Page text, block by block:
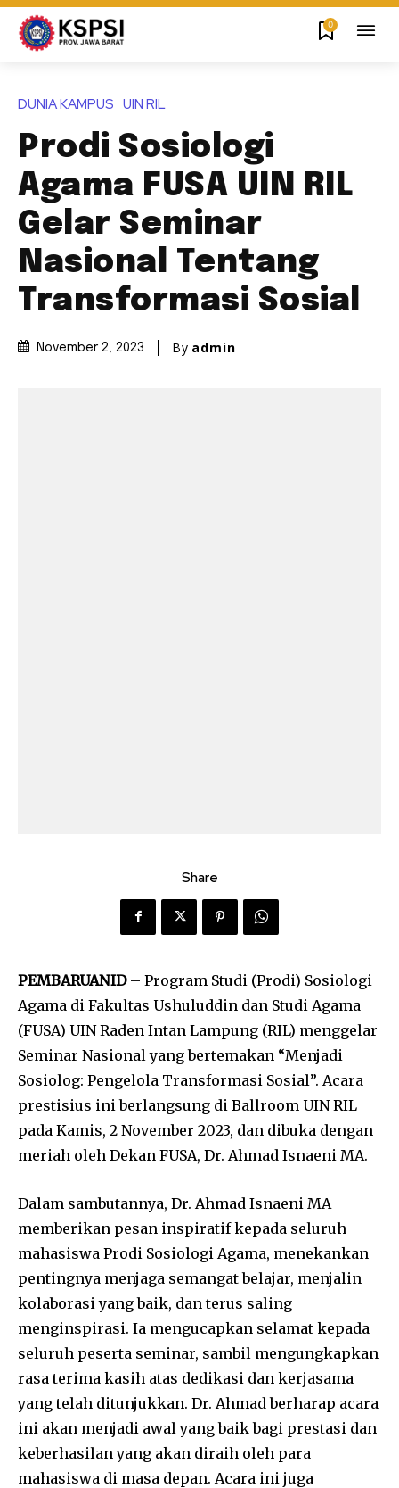
0
DUNIA KAMPUS UIN RIL
Prodi Sosiologi
Agama FUSA UIN RIL
Gelar Seminar
Nasional Tentang
Transformasi Sosial
November 2, 2023 By admin
Share
PEMBARUANID– Program Studi (Prodi) Sosiologi
Agama di Fakultas Ushuluddin dan Studi Agama
(FUSA) UIN Raden Intan Lampung (RIL) menggelar
Seminar Nasional yang bertemakan “Menjadi
Sosiolog: Pengelola Transformasi Sosial”. Acara
prestisius ini berlangsung di Ballroom UIN RIL
pada Kamis, 2 November 2023, dan dibuka dengan
meriah oleh Dekan FUSA, Dr. Ahmad Isnaeni MA.
Dalam sambutannya, Dr. Ahmad Isnaeni MA
memberikan pesan inspiratif kepada seluruh
mahasiswa Prodi Sosiologi Agama, menekankan
pentingnya menjaga semangat belajar, menjalin
kolaborasi yang baik, dan terus saling
menginspirasi. Ia mengucapkan selamat kepada
seluruh peserta seminar, sambil mengungkapkan
rasa terima kasih atas dedikasi dan kerjasama
yang telah ditunjukkan. Dr. Ahmad berharap acara
ini akan menjadi awal yang baik bagi prestasi dan
keberhasilan yang akan diraih oleh para
mahasiswa di masa depan. Acara ini juga